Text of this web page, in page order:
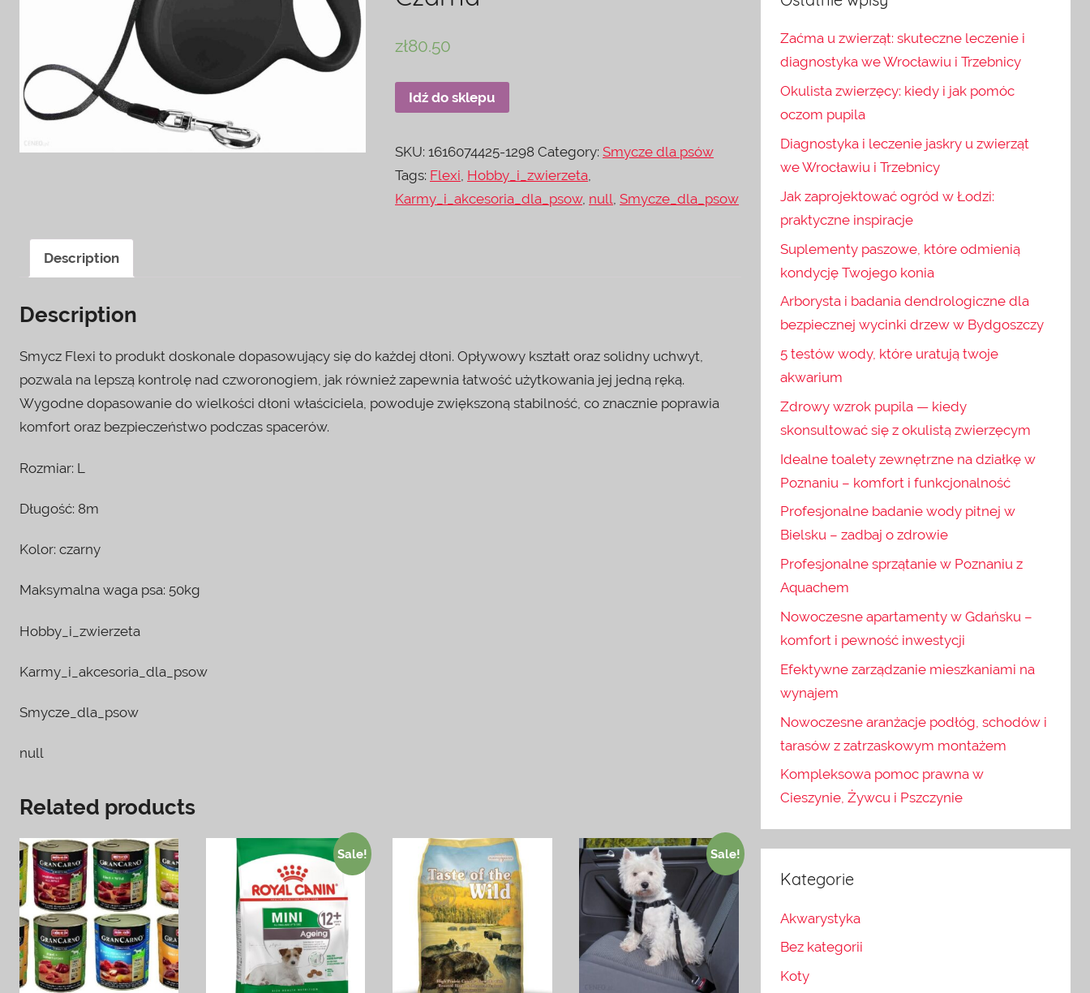
zł80.50
Idź do sklepu
SKU:1616074425-1298 Category:Smycze dla psów
Tags: Flexi, Hobby_i_zwierzeta,
Karmy_i_akcesoria_dla_psow, null,Smycze_dla_psow
Description
Description
Smycz Flexi to produkt doskonale dopasowujący się do każdej dłoni. Opływowy kształt oraz solidny uchwyt,
pozwala na lepszą kontrolę nad czworonogiem, jak również zapewnia łatwość użytkowania jej jedną ręką.
Wygodne dopasowanie do wielkości dłoni właściciela, powoduje zwiększoną stabilność, co znacznie poprawia
komfort oraz bezpieczeństwo podczas spacerów.
Rozmiar: L
Długość: 8m
Kolor: czarny
Maksymalna waga psa: 50kg
Hobby_i_zwierzeta
Karmy_i_akcesoria_dla_psow
Smycze_dla_psow
null
Related products
Sale! Sale!
Zaćma u zwierząt: skuteczne leczenie i
diagnostyka we Wrocławiu i Trzebnicy
Okulista zwierzęcy: kiedy i jak pomóc
oczom pupila
Diagnostyka i leczenie jaskry u zwierząt
we Wrocławiu i Trzebnicy
Jak zaprojektować ogród w Łodzi:
praktyczne inspiracje
Suplementy paszowe, które odmienią
kondycję Twojego konia
Arborysta i badania dendrologiczne dla
bezpiecznej wycinki drzew w Bydgoszczy
5 testów wody, które uratują twoje
akwarium
Zdrowy wzrok pupila — kiedy
skonsultować się z okulistą zwierzęcym
Idealne toalety zewnętrzne na działkę w
Poznaniu – komfort i funkcjonalność
Profesjonalne badanie wody pitnej w
Bielsku – zadbaj o zdrowie
Profesjonalne sprzątanie w Poznaniu z
Aquachem
Nowoczesne apartamenty w Gdańsku –
komfort i pewność inwestycji
Efektywne zarządzanie mieszkaniami na
wynajem
Nowoczesne aranżacje podłóg, schodów i
tarasów z zatrzaskowym montażem
Kompleksowa pomoc prawna w
Cieszynie, Żywcu i Pszczynie
Kategorie
Akwarystyka
Bez kategorii
Koty